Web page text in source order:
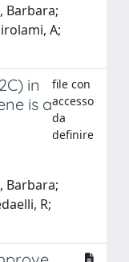
Barbara;
A;
in
is a
file con
accesso
da
definire
Barbara;
R;